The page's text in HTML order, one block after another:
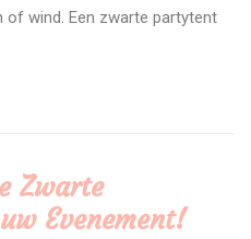
of wind. Een zwarte partytent
Zwarte
Evenement!